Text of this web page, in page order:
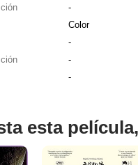
-
Color
-
-
-
esta